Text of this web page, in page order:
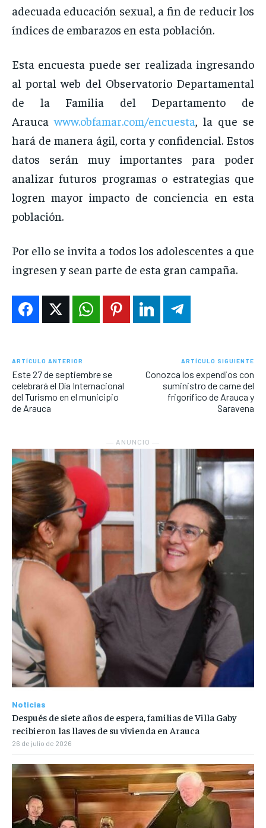
adecuada educación sexual, a fin de reducir los
índices de embarazos en esta población.
Esta encuesta puede ser realizada ingresando
al portal web del Observatorio Departamental
de la Familia del Departamento de
Araucawww.obfamar.com/encuesta, la que se
hará de manera ágil, corta y confidencial. Estos
datos serán muy importantes para poder
analizar futuros programas o estrategias que
logren mayor impacto de conciencia en esta
población.
Por ello se invita a todos los adolescentes a que
ingresen y sean parte de esta gran campaña.
ARTÍCULO ANTERIOR
Este 27 de septiembre se
celebrará el Día Internacional
del Turismo en el municipio
de Arauca
ARTÍCULO SIGUIENTE
Conozca los expendios con
suministro de carne del
frigorífico de Arauca y
Saravena
― ANUNCIO ―
Noticias
Después de siete años de espera, familias de Villa Gaby
recibieron las llaves de su vivienda en Arauca
26 de julio de 2026